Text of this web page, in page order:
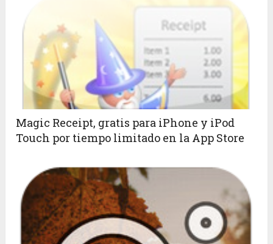
Magic Receipt, gratis para iPhone y iPod
Touch por tiempo limitado en la App Store